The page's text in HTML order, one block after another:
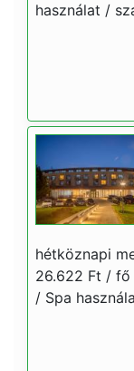
használat /
hétköznapi
26.622 Ft /
/ Spa